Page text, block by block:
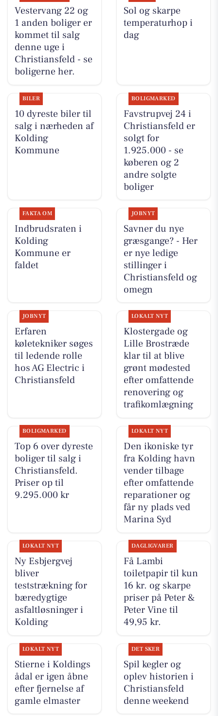
Vestervang 22 og
1 anden boliger er
kommet til salg
denne uge i
Christiansfeld - se
boligerne her.
Sol og skarpe
temperaturhop i
dag
BILER
10 dyreste biler til
salg i nærheden af
Kolding
Kommune
BOLIGMARKED
Favstrupvej 24 i
Christiansfeld er
solgt for
1.925.000 - se
køberen og 2
andre solgte
boliger
FAKTA OM
Indbrudsraten i
Kolding
Kommune er
faldet
JOBNYT
Savner du nye
græsgange? - Her
er nye ledige
stillinger i
Christiansfeld og
omegn
JOBNYT
Erfaren
køletekniker søges
til ledende rolle
hos AG Electric i
Christiansfeld
LOKALT NYT
Klostergade og
Lille Brostræde
klar til at blive
grønt mødested
efter omfattende
renovering og
trafikomlægning
BOLIGMARKED
Top 6 over dyreste
boliger til salg i
Christiansfeld.
Priser op til
9.295.000 kr
LOKALT NYT
Den ikoniske tyr
fra Kolding havn
vender tilbage
efter omfattende
reparationer og
får ny plads ved
Marina Syd
LOKALT NYT
Ny Esbjergvej
bliver
teststrækning for
bæredygtige
asfaltløsninger i
Kolding
DAGLIGVARER
Få Lambi
toiletpapir til kun
16 kr. og skarpe
priser på Peter &
Peter Vine til
49,95 kr.
LOKALT NYT
Stierne i Koldings
ådal er igen åbne
efter fjernelse af
gamle elmaster
DET SKER
Spil kegler og
oplev historien i
Christiansfeld
denne weekend